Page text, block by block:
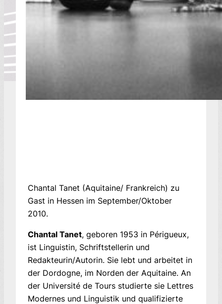
Chantal Tanet (Aquitaine/ Frankreich) zu
Gast in Hessen im September/Oktober
2010.
Chantal Tanet, geboren 1953 in Périgueux,
ist Linguistin, Schriftstellerin und
Redakteurin/Autorin. Sie lebt und arbeitet in
der Dordogne, im Norden der Aquitaine. An
der Université de Tours studierte sie Lettres
Modernes und Linguistik und qualifizierte